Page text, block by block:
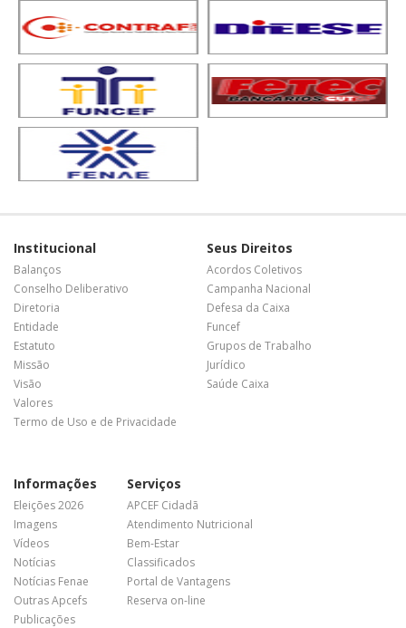
Institucional
Balanços
Conselho Deliberativo
Diretoria
Entidade
Estatuto
Missão
Visão
Valores
Termo de Uso e de Privacidade
Seus Direitos
Acordos Coletivos
Campanha Nacional
Defesa da Caixa
Funcef
Grupos de Trabalho
Jurídico
Saúde Caixa
Informações
Eleições 2026
Imagens
Vídeos
Notícias
Notícias Fenae
Outras Apcefs
Publicações
Serviços
APCEF Cidadã
Atendimento Nutricional
Bem-Estar
Classificados
Portal de Vantagens
Reserva on-line